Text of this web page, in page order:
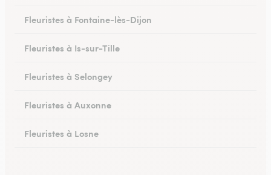
Fleuristes à Fontaine-lès-Dijon
Fleuristes à Is-sur-Tille
Fleuristes à Selongey
Fleuristes à Auxonne
Fleuristes à Losne